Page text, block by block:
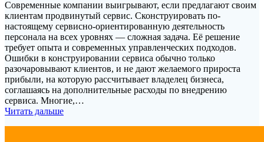
Современные компании выигрывают, если предлагают своим
клиентам продвинутый сервис. Сконструировать по-
настоящему сервисно-ориентированную деятельность
персонала на всех уровнях — сложная задача. Её решение
требует опыта и современных управленческих подходов.
Ошибки в конструировании сервиса обычно только
разочаровывают клиентов, и не дают желаемого прироста
прибыли, на которую рассчитывает владелец бизнеса,
соглашаясь на дополнительные расходы по внедрению
сервиса. Многие,…
Читать дальше